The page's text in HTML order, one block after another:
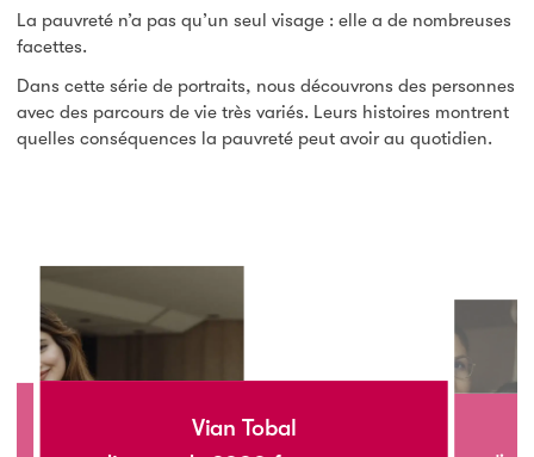
La pauvreté n’a pas qu’un seul visage : elle a de nombreuses
facettes.
Dans cette série de portraits, nous découvrons des personnes
avec des parcours de vie très variés. Leurs histoires montrent
quelles conséquences la pauvreté peut avoir au quotidien.
Vian Tobal